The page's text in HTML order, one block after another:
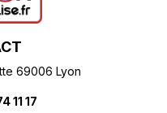
69006 Lyon
11 17